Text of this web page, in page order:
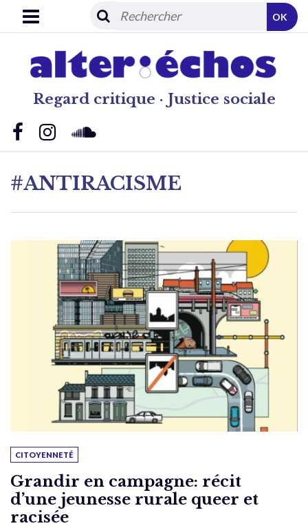
Regard critique · Justice sociale
OK
#ANTIRACISME
CITOYENNETÉ
Grandir en campagne: récit
d’une jeunesse rurale queer et
racisée